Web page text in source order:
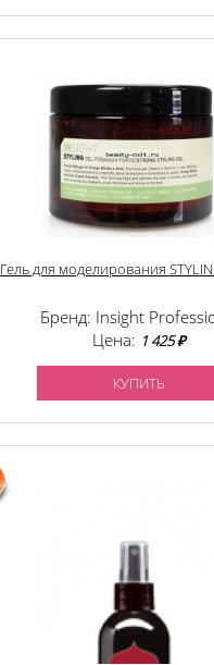
Гель для моделирования
Бренд: Insight
Цена: 1 425 ₽
КУПИТЬ